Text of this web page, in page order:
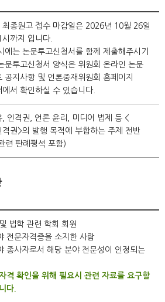
최종원고 접수 마감일은 2026년 10월 26일
까지 입니다.
에는 논문투고신청서를 함께 제출해주시기
문투고신청서 양식은 위원회 온라인 논문
공지사항 및 언론중재위원회 홈페이지
에서 확인하실 수 있습니다.
, 인격권, 언론 윤리, 미디어 법제 등 <
격권>의 발행 목적에 부합하는 주제 전반
련 판례평석 포함)
법학 관련 학회 회원
전문자격증을 소지한 사람
종사자로서 해당 분야 전문성이 인정되는
격 확인을 위해 필요시 관련 자료를 요구할
다.